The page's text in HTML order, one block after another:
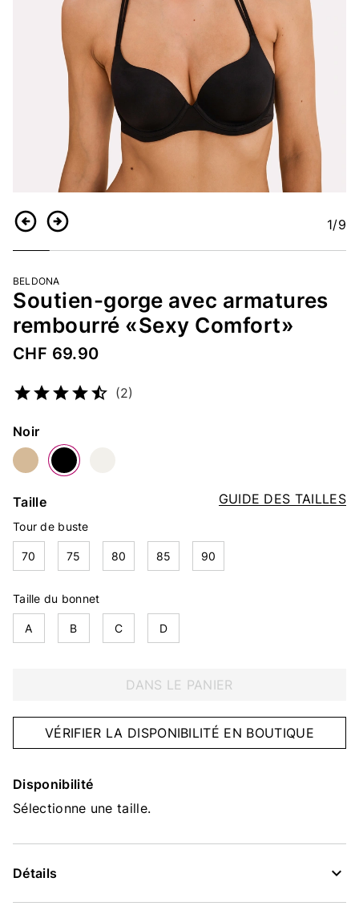
RetourContinuer 1/9
BELDONA
Soutien-gorge avec armatures
rembourré «Sexy Comfort»
CHF 69.90
(2)
Couleur
Noir
GUIDE DES TAILLES
Taille
Tour de buste
70 75 80 85 90
Taille du bonnet
A B C D
DANS LE PANIER
VÉRIFIER LA DISPONIBILITÉ EN BOUTIQUE
Disponibilité
Sélectionne une taille.
Détails